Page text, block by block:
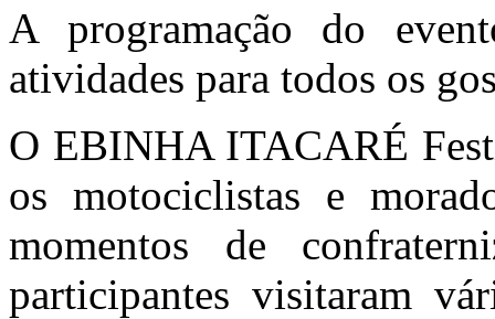
A programação do
atividades para todos os
O EBINHA ITACARÉ
os motociclistas e
momentos de
participantes visitaram